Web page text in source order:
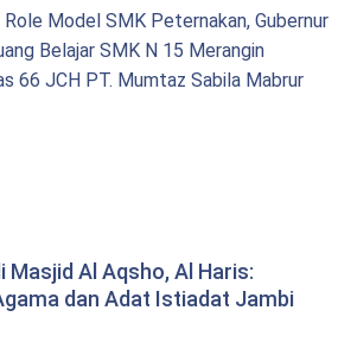
Role Model SMK Peternakan, Gubernur
Belajar SMK N 15 Merangin
66 JCH PT. Mumtaz Sabila Mabrur
Masjid Al Aqsho, Al Haris:
dan Adat Istiadat Jambi